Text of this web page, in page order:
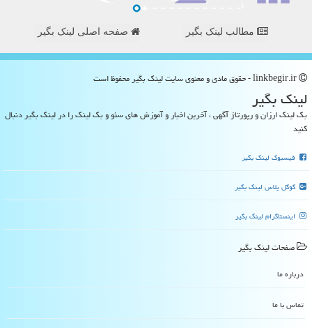
مطالب لینک بگیر صفحه اصلی لینک بگیر
لینك بگیر
بک لینک ارزان و رپورتاژ آگهی ، آخرین اخبار و آموزش های سئو و بک لینک را در لینک بگیر دنبال
کنید
فیسبوک لینک بگیر
گوگل پلاس لینک بگیر
اینستاگرام لینک بگیر
صفحات لینك بگیر
درباره ما
تماس با ما